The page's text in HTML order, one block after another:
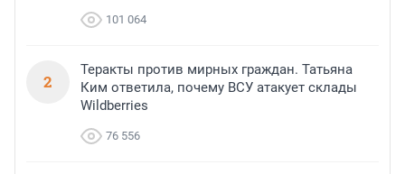
101 064
2
Теракты против мирных граждан. Татьяна
Ким ответила, почему ВСУ атакует склады
Wildberries
76 556